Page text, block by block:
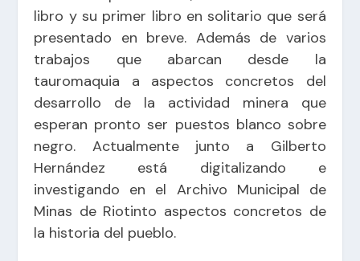
libro y su primer libro en solitario que será
presentado en breve. Además de varios
trabajos que abarcan desde la
tauromaquia a aspectos concretos del
desarrollo de la actividad minera que
esperan pronto ser puestos blanco sobre
negro. Actualmente junto a Gilberto
Hernández está digitalizando e
investigando en el Archivo Municipal de
Minas de Riotinto aspectos concretos de
la historia del pueblo.